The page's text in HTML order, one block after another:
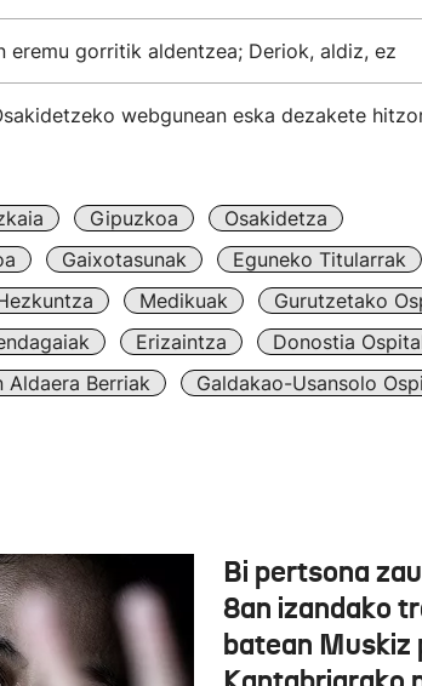
eremu gorritik aldentzea; Deriok, aldiz, ez
webgunean eska dezakete
Gipuzkoa
Osakidetza
Gaixotasunak Eguneko Titularrak
Medikuak
Gurutzetako
Erizaintza
Donostia
Aldaera Berriak
Galdakao-Usansolo
Bi pertsona
8an izandako
batean Muskiz